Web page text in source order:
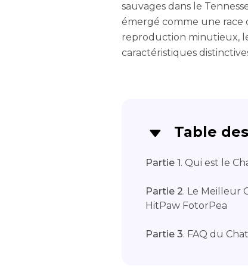
sauvages dans le
émergé comme une race
reproduction minutieux,
caractéristiques
Table
Partie 1. Qui est le
Partie 2. Le Meilleur
HitPaw FotorPea
Partie 3. FAQ du